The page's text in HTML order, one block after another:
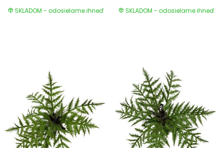
SKLADOM - odosielame ihneď SKLADOM - odosielame ihneď